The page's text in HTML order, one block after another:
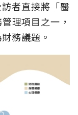
者直接將「醫
理項目之一，
務議題。